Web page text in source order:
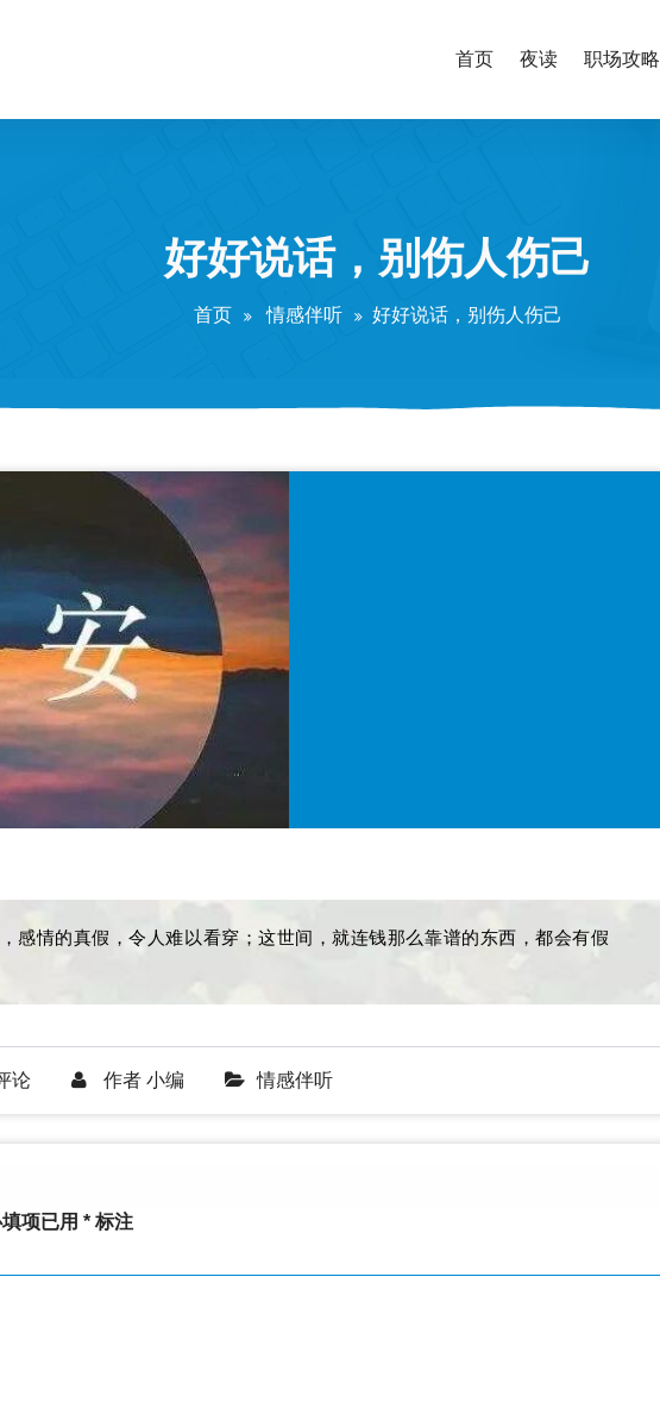
首页 夜读 职场攻略
好好说话，别伤人伤己
首页 情感伴听 好好说话，别伤人伤己
感情的真假，令人难以看穿；这世间，就连钱那么靠谱的东西，都会有假
论 作者 小编 情感伴听
项已用 * 标注